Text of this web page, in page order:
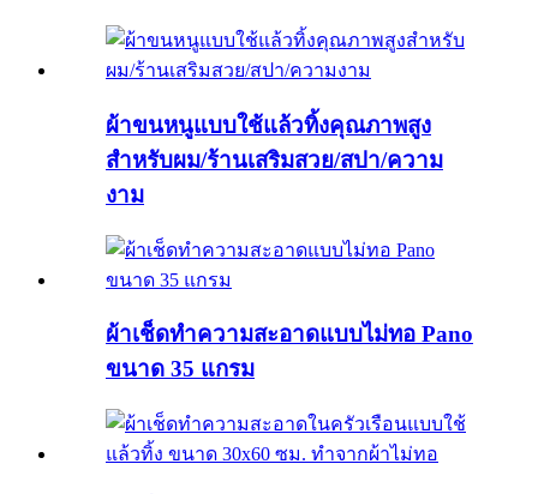
ผ้าขนหนูแบบใช้แล้วทิ้งคุณภาพสูง
สำหรับผม/ร้านเสริมสวย/สปา/ความ
งาม
ผ้าเช็ดทำความสะอาดแบบไม่ทอ Pano
ขนาด 35 แกรม